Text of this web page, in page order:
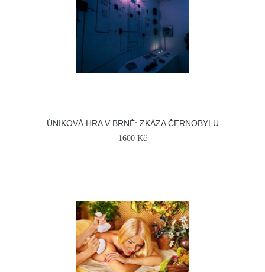
ÚNIKOVÁ HRA V BRNĚ: ZKÁZA ČERNOBYLU
1600 Kč